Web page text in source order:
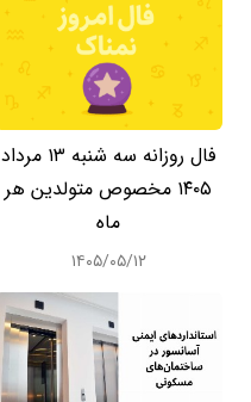
فال روزانه سه شنبه ۱۳ مرداد
۱۴۰۵ مخصوص متولدین هر
ماه
۱۴۰۵/۰۵/۱۲